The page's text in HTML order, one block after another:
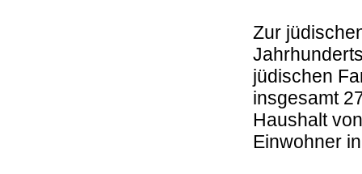
Zur
jüdischen
insgesamt
Haushalt
Einwohner